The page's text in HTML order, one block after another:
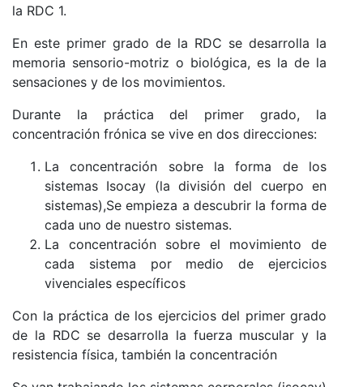
la RDC 1.
En este primer grado de la RDC se desarrolla la
memoria sensorio-motriz o biológica, es la de la
sensaciones y de los movimientos.
Durante la práctica del primer grado, la
concentración frónica se vive en dos direcciones:
La concentración sobre la forma de los
sistemas Isocay (la división del cuerpo en
sistemas),Se empieza a descubrir la forma de
cada uno de nuestro sistemas.
La concentración sobre el movimiento de
cada sistema por medio de ejercicios
vivenciales específicos
Con la práctica de los ejercicios del primer grado
de la RDC se desarrolla la fuerza muscular y la
resistencia física, también la concentración